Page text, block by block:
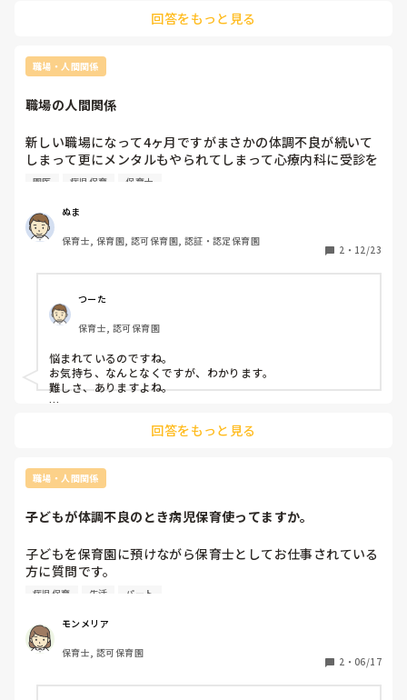
とめてラッピングする。部屋に絵を1人一枚張り替える）を
金曜日絵を持ち帰りなので…
私の隣のクラス（1年目）は補助の先生がいるのですがその1
私はこの園では1年目ですが経験者なので補助は不必要とみ
そして今週毎日休みなく保育終わったらすぐに年長の手伝い
に駆り出され過労で風邪をひいてしまいました。重労働が多
まの片付けや椅子の出し入れなど…
そして火曜日に副園長に「すみません、今日体調が悪いので
定時で帰らせてもらって良いですか？」と聞くと　「は？明
「てゆーかいつも定時で帰ってるやんな？」←タイムカード
押してからの残業…笑
副園長と園長は一切行事の準備手伝わへんから分かってない
んか…笑　ほんとに園長副園長はなにも手伝わずあったかい
部屋にずっと座って他の先生の悪口言ってます…
そんなこんなで、たっぷり嫌味を言われ「こんなコロナ禍で
そんなん聞いてしまったら病院いってもらわなあかんやん？
なんでそんなんいうの？なんで今しんどくなんの？」って言
展の事です。以前こちらにその時の副園長からうけた苛めの
ことを書いていますが苛めではじめての心療内科でストレス
性障害と抑鬱状態と診断された時のことです。
そして一昨日は朝病院行ってすぐに薬貰って仕事の続き（保
いものを上げたり下ろしたり…
もう死にそうでした。昨日の卒園式も頓服を飲んで無理に出
勤しました。
クラスの膨大な絵の整理と壁画の張り替えが待っています。
これは毎年手伝って貰ってた年長の先生が手伝ってくれるら
しいです…
けど、私の所には年長の先生は少し来ただけですぐ帰ってい
世の中には仕事なんて溢れるほどあります。心が壊れる程働か
お疲れ様でした。あと少し、もういなくなるからと投げやりで
いいです。
の辛抱です。
回答をもっと見る
職場・人間関係
職場の人間関係
新しい職場になって4ヶ月ですがまさかの体調不良が続いて
しまって更にメンタルもやられてしまって心療内科に受診を
しました。去年と同じ病気が再発してしまいました。
園医 病児保育 保育士
ぬま
保育士, 保育園, 認可保育園, 認証・認定保育園
2 ・ 12/23
つーた
保育士, 認可保育園
悩まれているのですね。
お気持ち、なんとなくですが、わかります。
難しさ、ありますよね。
観的にしてみるとか、悩みをひたすら書き出してみるとか、は
前回どのように回復されたのか存じませんが、回復した当時の
ことを取り組まれるのはひとつかなぁと思います。
何が保育士に向いているかって難しいですが、
たい保育に近づいているか合っているか、かもしれません。
何が心に引っ掛かるのか、一度書き出してみるのがいいかも。
それから、仕事に行けていらっしゃるのであれば、無理はなさ
難しいようなら、たまに休まれてもいいと思いますよ。有休は
なくとも、体調がすぐれない、って。
心療内科は定期的に行かれると思いますし、カウンセラーや親
しい人に気持ちを打ち明ける、相談するのもいいと思います。
回答をもっと見る
職場・人間関係
子どもが体調不良のとき病児保育使ってますか。
子どもを保育園に預けながら保育士としてお仕事されている
方に質問です。
自分の子が体調不良のとき、病児保育は使っていますか。身
コメントいただける方、差し支えなければ正職かパートか教
えていただけますと幸いです。
パート保育士ですが、どうしても自分の子が体調不良のとき
持ちになれません｡｡｡
病児保育 生活 パート
モンメリア
保育士, 認可保育園
2 ・ 06/17